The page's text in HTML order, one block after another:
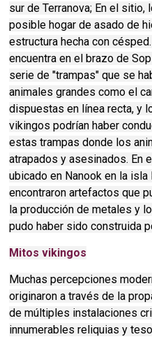
sur de Terranova; En el
posible hogar de asado de
estructura hecha con
encuentra en el brazo de
serie de "trampas" que se
animales grandes como el
dispuestas en línea recta, y
vikingos podrían haber
estas trampas donde los
atrapados y asesinados. En
ubicado en Nanook en la
encontraron artefactos que
la producción de metales y
pudo haber sido construida
Mitos vikingos
Muchas percepciones
originaron a través de la
de múltiples instalaciones
innumerables reliquias y